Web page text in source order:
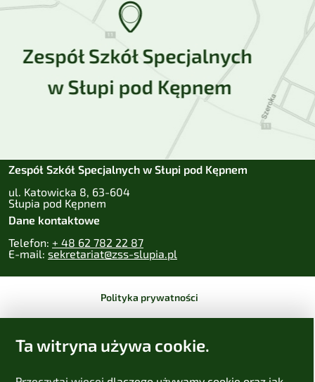
Ta witryna używa cookie.
Zespół Szkół Specjalnych w Słupi pod Kępnem
ul. Katowicka 8, 63-604
Słupia pod Kępnem
Dane kontaktowe
Telefon: + 48 62 782 22 87
E-mail: sekretariat@zss-slupia.pl
Polityka prywatności
Deklaracja dostępności